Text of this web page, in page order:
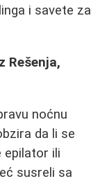
i savete za
Rešenja,
noćnu
da li se
epilator ili
susreli sa